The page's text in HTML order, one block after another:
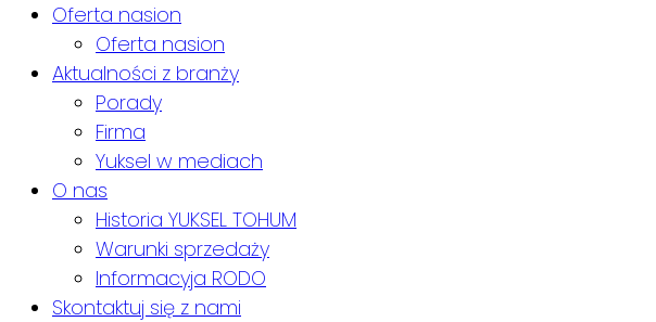
Oferta nasion
Oferta nasion
Aktualności z branży
Porady
Firma
Yuksel w mediach
O nas
Historia YUKSEL TOHUM
Warunki sprzedaży
Informacyja RODO
Skontaktuj się z nami